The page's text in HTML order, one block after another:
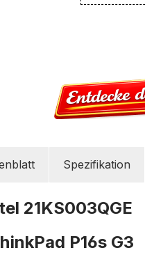
Spezifikation
21KS003QGE
P16s G3